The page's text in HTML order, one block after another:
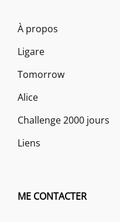
À propos
Ligare
Tomorrow
Alice
Challenge 2000 jours
Liens
ME CONTACTER